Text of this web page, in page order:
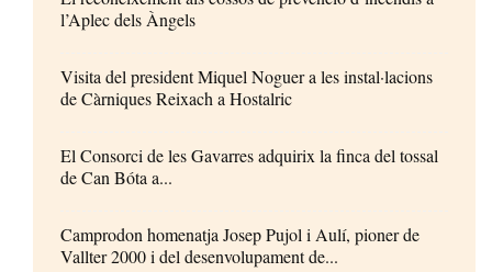
l’Aplec dels Àngels
Visita del president Miquel Noguer a les instal·lacions
de Càrniques Reixach a Hostalric
El Consorci de les Gavarres adquirix la finca del tossal
de Can Bóta a...
Camprodon homenatja Josep Pujol i Aulí, pioner de
Vallter 2000 i del desenvolupament de...